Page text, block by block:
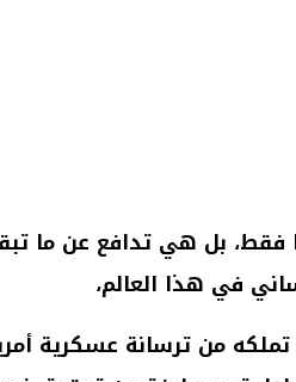
فقط، بل هي تدافع عن ما
في هذا العالم،
تملكه من ترسانة عسكرية